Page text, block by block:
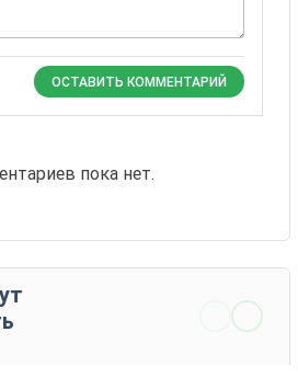
ОСТАВИТЬ КОММЕНТАРИЙ
пока нет.